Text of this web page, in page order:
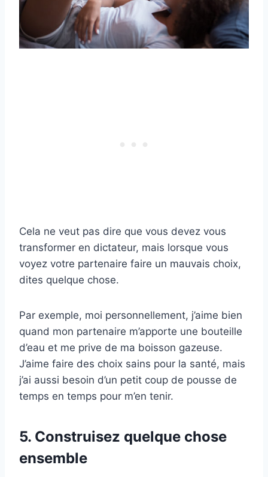
Cela ne veut pas dire que vous devez vous
transformer en dictateur, mais lorsque vous
voyez votre partenaire faire un mauvais choix,
dites quelque chose.
Par exemple, moi personnellement, j’aime bien
quand mon partenaire m’apporte une bouteille
d’eau et me prive de ma boisson gazeuse.
J’aime faire des choix sains pour la santé, mais
j’ai aussi besoin d’un petit coup de pousse de
temps en temps pour m’en tenir.
5. Construisez quelque chose
ensemble